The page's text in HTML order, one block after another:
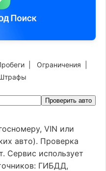
Ограничения
Проверить авто
VIN или
авто). Проверка
Сервис использует
ГИБДД,